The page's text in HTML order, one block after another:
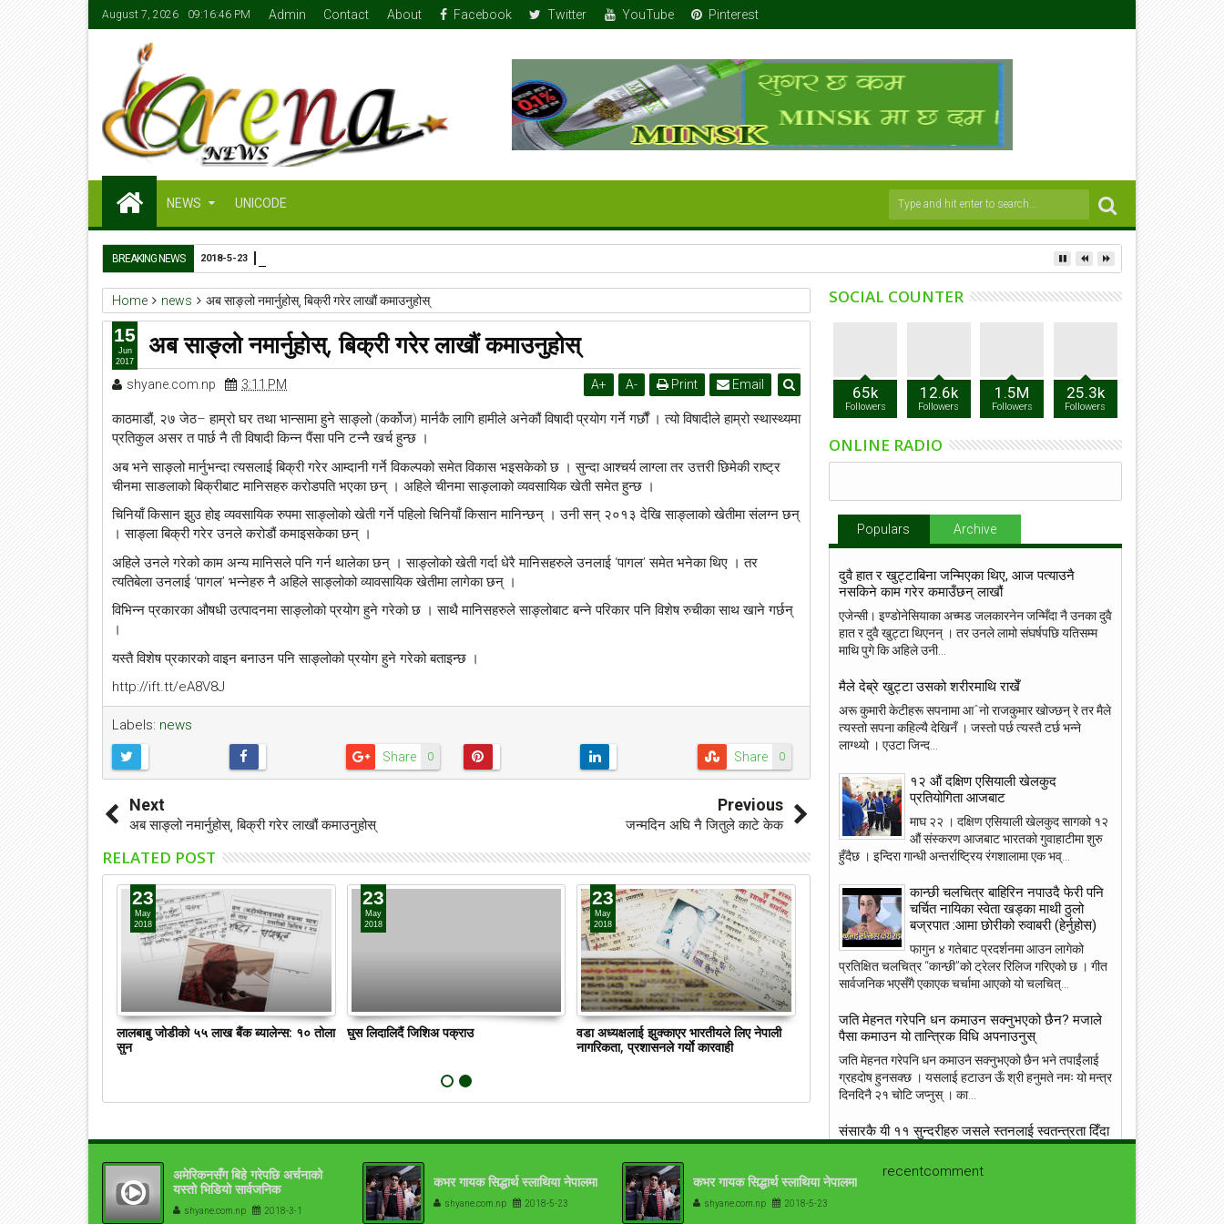
August 7, 2026 09:16:47 PM Admin Contact About Facebook Twitter YouTube Pinterest
NEWS UNICODE
BREAKING NEWS 2018-5-23
Home news अब साङ्लो नमार्नुहोस्, बिक्री गरेर लाखौं कमाउनुहोस्
अब साङ्लो नमार्नुहोस्, बिक्री गरेर लाखौं कमाउनुहोस्
shyane.com.np 3:11 PM A+ A- Print Email
काठमाडौं, २७ जेठ– हाम्रो घर तथा भान्सामा हुने साङ्लो (कर्कोज) मार्नकै लागि हामीले अनेकौं विषादी प्रयोग गर्ने गर्छौं । त्यो विषादीले हाम्रो स्थास्थ्यमा
प्रतिकुल असर त पार्छ नै ती विषादी किन्न पैंसा पनि टन्नै खर्च हुन्छ ।
अब भने साङ्लो मार्नुभन्दा त्यसलाई बिक्री गरेर आम्दानी गर्ने विकल्पको समेत विकास भइसकेको छ । सुन्दा आश्चर्य लाग्ला तर उत्तरी छिमेकी राष्ट्र
चीनमा साङलाको बिक्रीबाट मानिसहरु करोडपति भएका छन् । अहिले चीनमा साङ्लाको व्यवसायिक खेती समेत हुन्छ ।
चिनियाँ किसान झुउ होइ व्यवसायिक रुपमा साङ्लोको खेती गर्ने पहिलो चिनियाँ किसान मानिन्छन् । उनी सन् २०१३ देखि साङ्लाको खेतीमा संलग्न छन्
। साङ्ला बिक्री गरेर उनले करोडौं कमाइसकेका छन् ।
अहिले उनले गरेको काम अन्य मानिसले पनि गर्न थालेका छन् । साङ्लोको खेती गर्दा धेरै मानिसहरुले उनलाई ‘पागल’ समेत भनेका थिए । तर
त्यतिबेला उनलाई ‘पागल’ भन्नेहरु नै अहिले साङ्लोको व्यावसायिक खेतीमा लागेका छन् ।
विभिन्न प्रकारका औषधी उत्पादनमा साङ्लोको प्रयोग हुने गरेको छ । साथै मानिसहरुले साङ्लोबाट बन्ने परिकार पनि विशेष रुचीका साथ खाने गर्छन्
।
यस्तै विशेष प्रकारको वाइन बनाउन पनि साङ्लोको प्रयोग हुने गरेको बताइन्छ ।
http://ift.tt/eA8V8J
Labels: news
0
Share 0
Share
15
Jun
2017
Next
अब साङ्लो नमार्नुहोस्, बिक्री गरेर लाखौं कमाउनुहोस्
Previous
जन्मदिन अघि नै जितुले काटे केक
RELATED POST
23
May
2018
लालबाबु जोडीको ५५ लाख बैंक ब्यालेन्स: १० तोला
सुन
23
May
2018
घुस लिदालिदैं जिशिअ पक्राउ
23
May
2018
वडा अध्यक्षलाई झुक्काएर भारतीयले लिए नेपाली
नागरिकता, प्रशासनले गर्याे कारवाही
23
कांग्रेस उपसभापति निधि अमेरिकामा
22
May
2018
पटक फाइनलमा, फाप डु प्लेसिसको
ब्याटिङ
SOCIAL COUNTER
65k
Followers
12.6k
Followers
1.5M
Followers
25.3k
Followers
ONLINE RADIO
Populars Archive
दुवै हात र खुट्टाबिना जन्मिएका थिए, आज पत्याउनै
नसकिने काम गरेर कमाउँछन् लाखौं
एजेन्सी। इण्डोनेसियाका अच्मड जलकारनेन जन्मिँदा नै उनका दुवै
हात र दुवै खुट्टा थिएनन् । तर उनले लामो संघर्षपछि यतिसम्म
माथि पुगे कि अहिले उनी...
मैले देब्रे खुट्टा उसको शरीरमाथि राखेँ
अरू कुमारी केटीहरू सपनामा आˆनो राजकुमार खोज्छन् रे तर मैले
त्यस्तो सपना कहिल्यै देखिनँ । जस्तो पर्छ त्यस्तै टर्छ भन्ने
लाग्थ्यो । एउटा जिन्द...
१२ औं दक्षिण एसियाली खेलकुद
प्रतियोगिता आजबाट
माघ २२ । दक्षिण एसियाली खेलकुद सागको १२
औं संस्करण आजबाट भारतको गुवाहाटीमा शुरु
हुँदैछ । इन्दिरा गान्धी अन्तर्राष्ट्रिय रंगशालामा एक भव्...
कान्छी चलचित्र बाहिरिन नपाउदै फेरी पनि
चर्चित नायिका स्वेता खड्का माथी ठुलो
बज्रपात :आमा छोरीको रुवाबरी (हेर्नुहोस)
फागुन ४ गतेबाट प्रदर्शनमा आउन लागेको
प्रतिक्षित चलचित्र “कान्छी”को ट्रेलर रिलिज गरिएको छ । गीत
सार्वजनिक भएसँगै एकाएक चर्चामा आएको यो चलचित्...
जति मेहनत गरेपनि धन कमाउन सक्नुभएको छैन? मजाले
पैसा कमाउन यो तान्त्रिक विधि अपनाउनुस्
जति मेहनत गरेपनि धन कमाउन सक्नुभएको छैन भने तपाईंलाई
ग्रहदोष हुनसक्छ । यसलाई हटाउन ऊँ श्री हनुमते नमः यो मन्त्र
दिनदिनै २१ चोटि जप्नुस् । का...
संसारकै यी ११ सुन्दरीहरु जसले स्तनलाई स्वतन्त्रता दिँदा
विश्वलाई ततायो ! [फोटोफिचर]
ब्राह्लेस सेलिब्रिटी सेलिब्रिज का लागि उनको ब्रा छोड़ने बस्त्र
सामान्य हो । जब जब उनीहरु रातो कालो, अगाडी पछाडी छल्नै
अमेरिकनसँग बिहे गरेपछि अर्चनाको
यस्तो भिडियो सार्वजनिक
(भिडियोसहित)
shyane.com.np 2018-3-1
कभर गायक सिद्धार्थ स्लाथिया नेपालमा
shyane.com.np 2018-5-23
कभर गायक सिद्धार्थ स्लाथिया नेपालमा
shyane.com.np 2018-5-23
recentcomment